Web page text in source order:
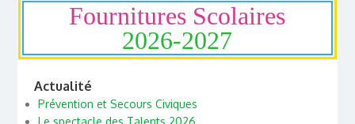
Fournitures Scolaires
2026-2027
Actualité
Prévention et Secours Civiques